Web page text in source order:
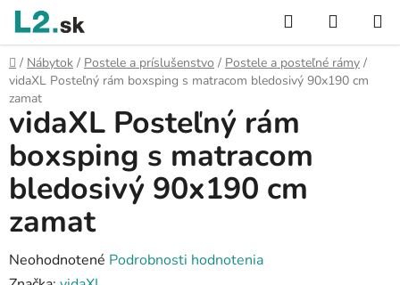
Prejsť
obsah
Hľadať
KOŠÍK
Domov
/ Nábytok / Postele a príslušenstvo / Postele a posteľné rámy /
vidaXL Posteľný rám boxsping s matracom bledosivý 90x190 cm
zamat
vidaXL Posteľný rám
boxsping s matracom
bledosivý 90x190 cm
zamat
Priemerné
Neohodnotené Podrobnosti hodnotenia